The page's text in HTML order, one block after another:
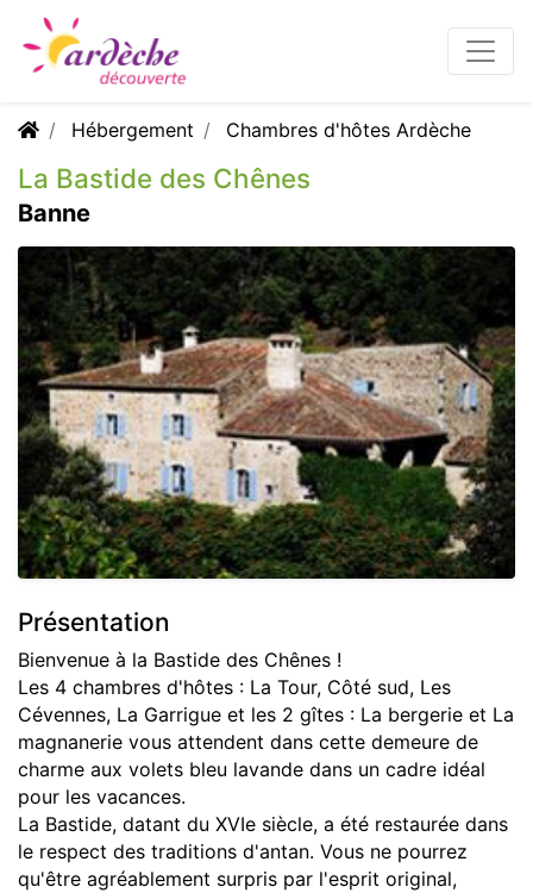
Hébergement Chambres d'hôtes Ardèche
La Bastide des Chênes
Banne
Présentation
Bienvenue à la Bastide des Chênes !
Les 4 chambres d'hôtes : La Tour, Côté sud, Les
Cévennes, La Garrigue et les 2 gîtes : La bergerie et La
magnanerie vous attendent dans cette demeure de
charme aux volets bleu lavande dans un cadre idéal
pour les vacances.
La Bastide, datant du XVIe siècle, a été restaurée dans
le respect des traditions d'antan. Vous ne pourrez
qu'être agréablement surpris par l'esprit original,